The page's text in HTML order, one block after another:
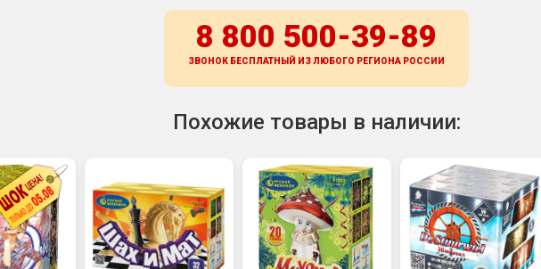
8 800 500-39-89
ЗВОНОК БЕСПЛАТНЫЙ ИЗ ЛЮБОГО РЕГИОНА РОССИИ
Похожие товары в наличии: